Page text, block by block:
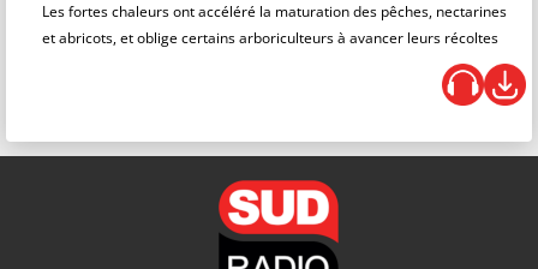
Les fortes chaleurs ont accéléré la maturation des pêches, nectarines
et abricots, et oblige certains arboriculteurs à avancer leurs récoltes